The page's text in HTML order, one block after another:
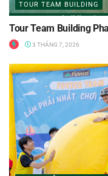
TOUR TEAM BUILDING
Tour Team Building
3 THÁNG 7, 2026